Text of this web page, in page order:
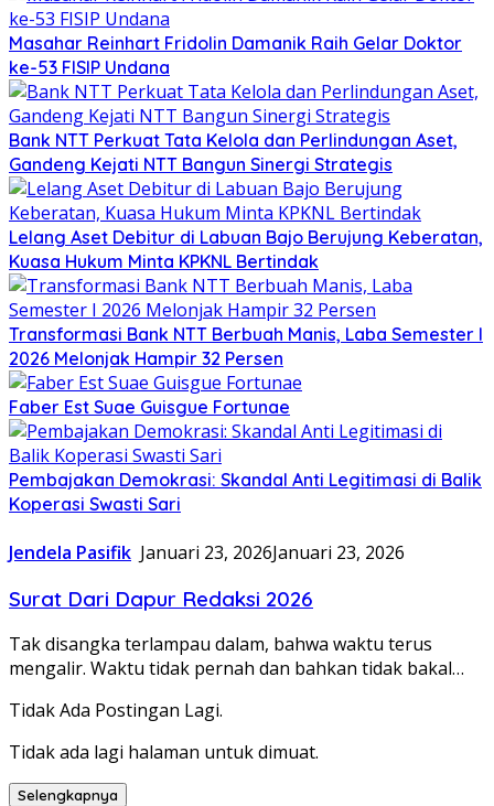
Masahar Reinhart Fridolin Damanik Raih Gelar Doktor
ke-53 FISIP Undana
Bank NTT Perkuat Tata Kelola dan Perlindungan Aset,
Gandeng Kejati NTT Bangun Sinergi Strategis
Lelang Aset Debitur di Labuan Bajo Berujung Keberatan,
Kuasa Hukum Minta KPKNL Bertindak
Transformasi Bank NTT Berbuah Manis, Laba Semester I
2026 Melonjak Hampir 32 Persen
Faber Est Suae Guisgue Fortunae
Pembajakan Demokrasi: Skandal Anti Legitimasi di Balik
Koperasi Swasti Sari
Jendela Pasifik Januari 23, 2026Januari 23, 2026
Surat Dari Dapur Redaksi 2026
Tak disangka terlampau dalam, bahwa waktu terus
mengalir. Waktu tidak pernah dan bahkan tidak bakal…
Tidak Ada Postingan Lagi.
Tidak ada lagi halaman untuk dimuat.
Selengkapnya